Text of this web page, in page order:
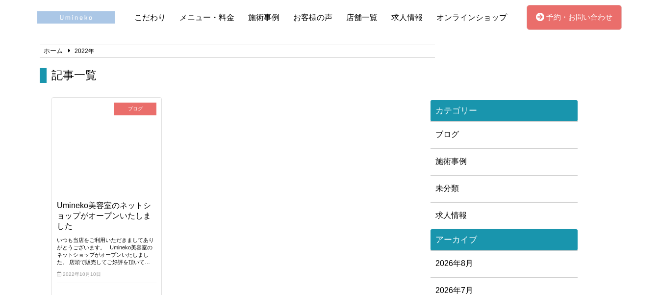
こだわり メニュー・料金 施術事例 お客様の声 店舗一覧 求人情報 オンラインショップ 予約・お問い合わせ
ホーム 2022年
記事一覧
ブログ
Umineko美容室のネットシ
ョップがオープンいたしま
した
いつも当店をご利用いただきましてあり
がとうございます。 Umineko美容室の
ネットショップがオープンいたしまし
た。 店頭で販売してご好評を頂いて…
2022年10月10日
カテゴリー
ブログ
施術事例
未分類
求人情報
アーカイブ
2026年8月
2026年7月